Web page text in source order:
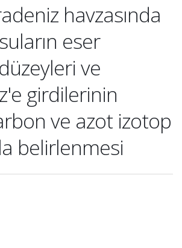
havzasında
eser
ve
girdilerinin
ve azot izotop
belirlenmesi